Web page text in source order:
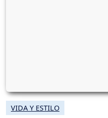
VIDA Y ESTILO